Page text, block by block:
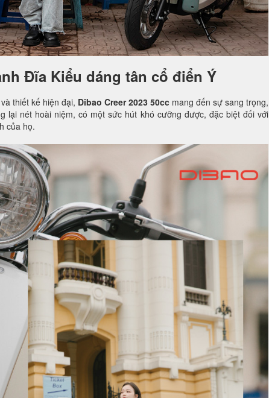
Đĩa Kiểu dáng tân cổ điển Ý
thiết kế hiện đại, Dibao Creer 2023 50ccmang đến sự sang trọng,
lại nét hoài niệm, có một sức hút khó cưỡng được, đặc biệt đối với
của họ.